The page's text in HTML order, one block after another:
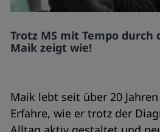
Trotz MS mit Tempo durch
Maik zeigt wie!
Maik lebt seit über 20
Erfahre, wie er trotz der